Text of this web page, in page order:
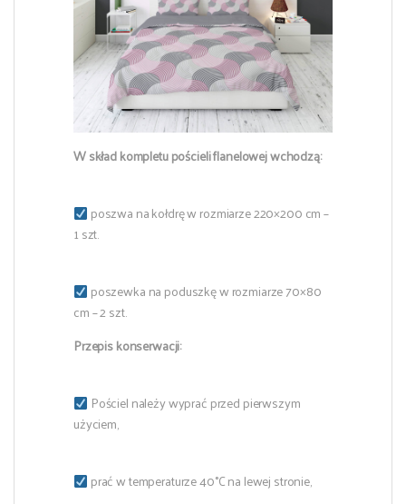
W skład kompletu pościeli flanelowej wchodzą:
poszwa na kołdrę w rozmiarze 220×200 cm –
1 szt.
poszewka na poduszkę w rozmiarze 70×80
cm – 2 szt.
Przepis konserwacji:
Pościel należy wyprać przed pierwszym
użyciem,
prać w temperaturze 40°C na lewej stronie,